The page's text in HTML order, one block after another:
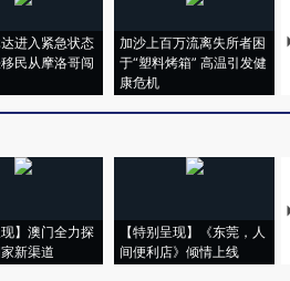
进入紧急状态
民从摩洛哥闯
加沙上百万流离失所者困
于“塑料烤箱” 高温引发健
康危机
现】澳门全力探
新渠道
【特别呈现】《东莞，人
间便利店》倾情上线